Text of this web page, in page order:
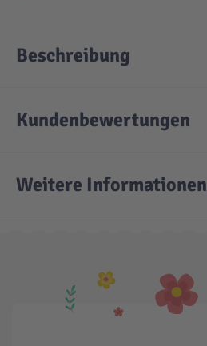
Beschreibung
Kundenbewertungen
Weitere Informationen